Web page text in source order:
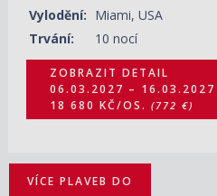
Vylodění: Miami, USA
Trvání:
10 nocí
ZOBRAZIT DETAIL
06.03.2027 – 16.03.2027
18 680 KČ/OS. (772 €)
VÍCE PLAVEB DO